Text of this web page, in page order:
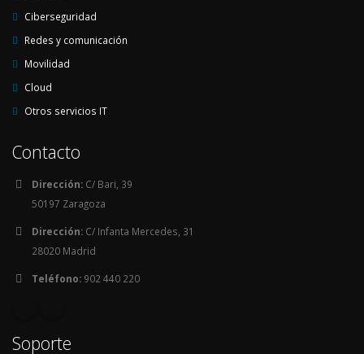
Ciberseguridad
Redes y comunicación
Movilidad
Cloud
Otros servicios IT
Contacto
Dirección: C/ Bari, 39
50197 Zaragoza
Dirección: C/ Infanta Mercedes, 31
28020 Madrid
Teléfono: 902 440 220
Soporte